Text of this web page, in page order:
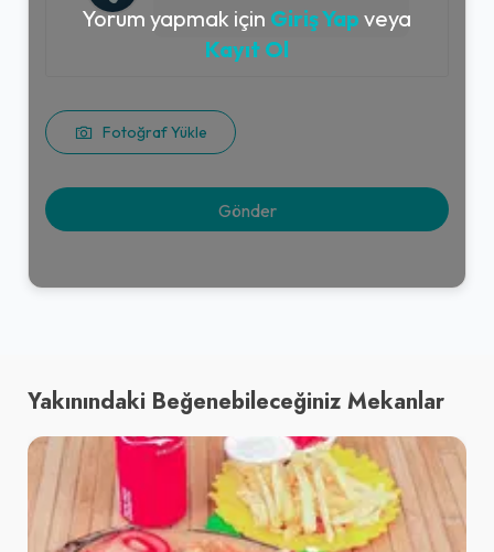
Fotoğraf Yükle
Yorum yapmak için Giriş Yap veya
Kayıt Ol
Yakınındaki Beğenebileceğiniz Mekanlar